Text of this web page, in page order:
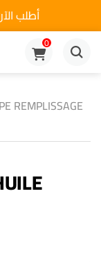
أطلب
0
REMPLISSAGE